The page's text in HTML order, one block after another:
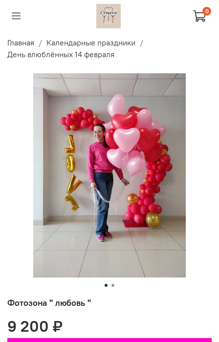
0
Главная
Календарные праздники
День влюблённых 14 февраля
Фотозона " любовь "
9 200 ₽